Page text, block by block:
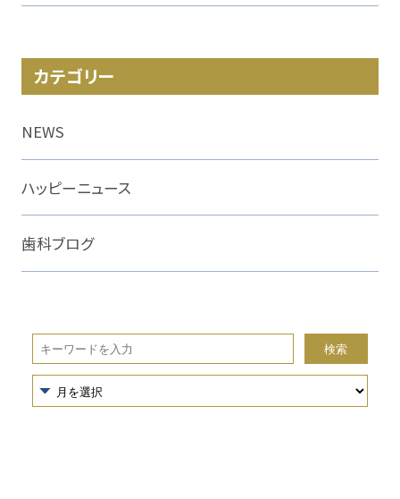
カテゴリー
NEWS
ハッピーニュース
歯科ブログ